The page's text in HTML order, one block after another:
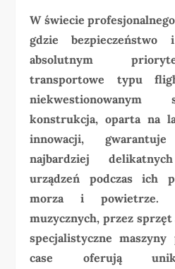
W świecie
gdzie bezpieczeństwo
absolutnym
transportowe typu
niekwestionowanym
konstrukcja, oparta na
innowacji,
najbardziej
urządzeń podczas ich
morza i powietrze.
muzycznych, przez sprzęt
specjalistyczne maszyny
case oferują